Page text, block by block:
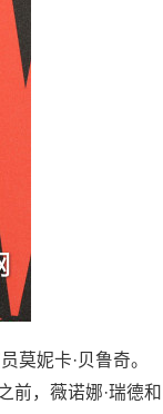
莫妮卡·贝鲁奇。
前，薇诺娜·瑞德和